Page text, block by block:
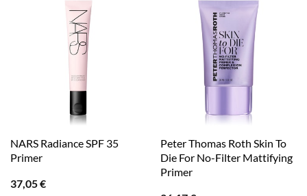
NARS Radiance SPF 35
Primer
37,05€
Peter Thomas Roth Skin To
Die For No-Filter Mattifying
Primer